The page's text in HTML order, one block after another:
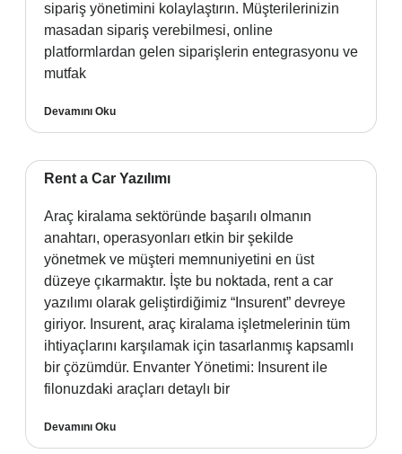
sipariş yönetimini kolaylaştırın. Müşterilerinizin
masadan sipariş verebilmesi, online
platformlardan gelen siparişlerin entegrasyonu ve
mutfak
Devamını Oku
Rent a Car Yazılımı
Araç kiralama sektöründe başarılı olmanın
anahtarı, operasyonları etkin bir şekilde
yönetmek ve müşteri memnuniyetini en üst
düzeye çıkarmaktır. İşte bu noktada, rent a car
yazılımı olarak geliştirdiğimiz “Insurent” devreye
giriyor. Insurent, araç kiralama işletmelerinin tüm
ihtiyaçlarını karşılamak için tasarlanmış kapsamlı
bir çözümdür. Envanter Yönetimi: Insurent ile
filonuzdaki araçları detaylı bir
Devamını Oku